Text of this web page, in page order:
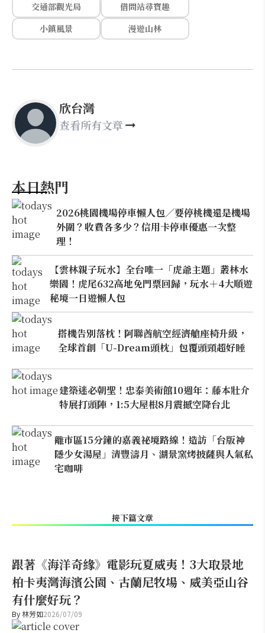
交通部觀光局
借問站尋寶趣
小鎮風景
漫遊山林
欣台灣
查看所有文章
本日熱門
2026桃園機場停車懶人包／要停桃機還是機場
外圍？收費各多少？信用卡停車優惠一次整
理！
【雲林親子玩水】全台唯一「虎爺主題」叢林水
樂園！虎尾632高地免門票回歸，玩水＋4大順遊
秘境一日遊懶人包
搭機告別落枕！阿聯酋航空經濟艙座椅升級，
全球首創「U-Dream頭枕」包覆頭頸超好睡
建築迷必朝聖！忠泰美術館10週年：藤本壯介
特展打頭陣，1:5大屋根8月震撼空降台北
離市區15分鐘的嘉義祕境路線！造訪「台版神
隱少女湯屋」清豐濤月、湖景窯烤披薩與人氣私
宅咖啡
接下篇文章
跟著《海洋奇緣》電影玩夏威夷！3大取景地
柏卡夷灣海濱公園、古蘭尼牧場、威美亞山谷
有什麼好玩？
By林芳如2026/07/09